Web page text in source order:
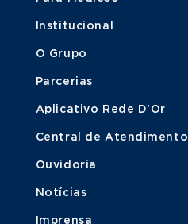
Institucional
O Grupo
Parcerias
Aplicativo Rede D'Or
Central de Atendimento
Ouvidoria
Notícias
Imprensa